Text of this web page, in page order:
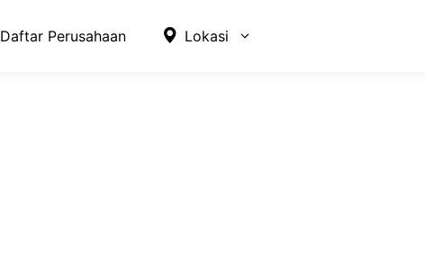
Daftar Perusahaan Lokasi